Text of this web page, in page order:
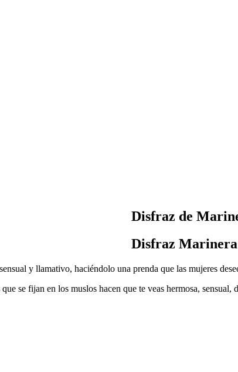
Disfraz de
Disfraz
y llamativo, haciéndolo una prenda que las mujeres
se fijan en los muslos hacen que te veas hermosa,